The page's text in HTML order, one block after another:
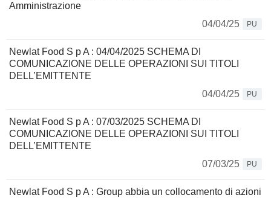
Amministrazione
04/04/25
PU
Newlat Food S p A : 04/04/2025 SCHEMA DI
COMUNICAZIONE DELLE OPERAZIONI SUI TITOLI
DELL’EMITTENTE
04/04/25
PU
Newlat Food S p A : 07/03/2025 SCHEMA DI
COMUNICAZIONE DELLE OPERAZIONI SUI TITOLI
DELL’EMITTENTE
07/03/25
PU
Newlat Food S p A : Group abbia un collocamento di azioni